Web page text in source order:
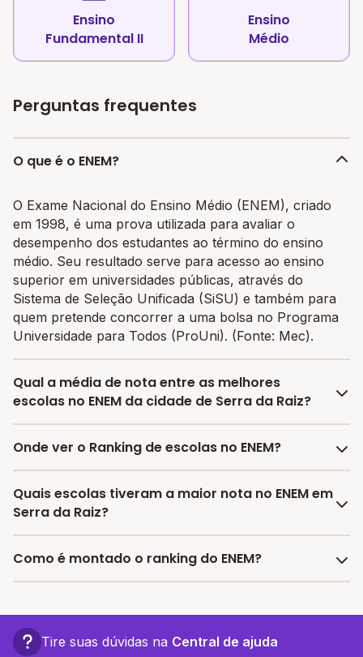
Ensino
Fundamental II
Ensino
Médio
Perguntas frequentes
O que é o ENEM?
O Exame Nacional do Ensino Médio (ENEM), criado
em 1998, é uma prova utilizada para avaliar o
desempenho dos estudantes ao término do ensino
médio. Seu resultado serve para acesso ao ensino
superior em universidades públicas, através do
Sistema de Seleção Unificada (SiSU) e também para
quem pretende concorrer a uma bolsa no Programa
Universidade para Todos (ProUni). (Fonte: Mec).
Qual a média de nota entre as melhores
escolas no ENEM da cidade de Serra da Raiz?
A média de nota no ENEM entre as melhores escolas
e no Brasil é 606.37.
Onde ver o Ranking de escolas no ENEM?
No Melhor Escola você encontra o último ranking
divulgado pelo INEP das escolas por nota no ENEM e
Quais escolas tiveram a maior nota no ENEM em
Serra da Raiz?
As escolas com as maiores notas no ENEM em Serra
Como é montado o ranking do ENEM?
considerando a média das notas das provas objetivas
Tire suas dúvidas na Central de ajuda